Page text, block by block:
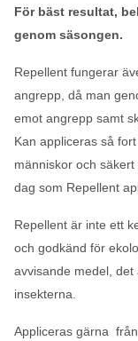
För bäst resultat,
genom säsongen.
Repellent fungerar
angrepp, då man
emot angrepp samt
Kan appliceras så
människor och
dag som Repellent
Repellent är inte ett
och godkänd för
avvisande medel, det
insekterna.
Appliceras gärna